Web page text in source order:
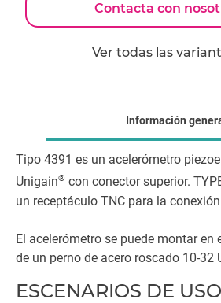
Contacta con
Ver todas las
Información
Tipo 4391 es un acelerómetro
Unigain® con conector superior.
un receptáculo TNC para la
El acelerómetro se puede montar en
de un perno de acero roscado 10-32
ESCENARIOS DE USO